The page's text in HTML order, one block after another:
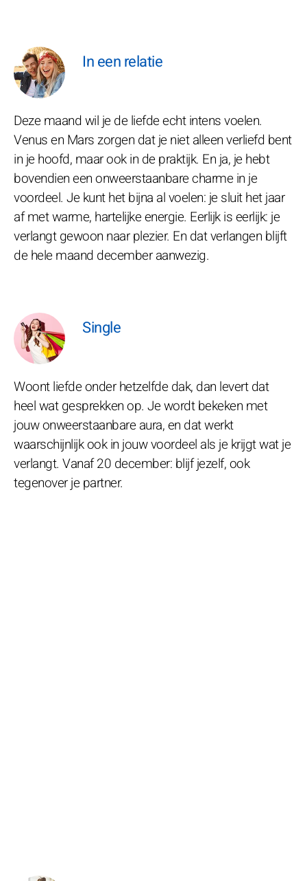
In een relatie
Deze maand wil je de liefde echt intens voelen.
Venus en Mars zorgen dat je niet alleen verliefd bent
in je hoofd, maar ook in de praktijk. En ja, je hebt
bovendien een onweerstaanbare charme in je
voordeel. Je kunt het bijna al voelen: je sluit het jaar
af met warme, hartelijke energie. Eerlijk is eerlijk: je
verlangt gewoon naar plezier. En dat verlangen blijft
de hele maand december aanwezig.
Single
Woont liefde onder hetzelfde dak, dan levert dat
heel wat gesprekken op. Je wordt bekeken met
jouw onweerstaanbare aura, en dat werkt
waarschijnlijk ook in jouw voordeel als je krijgt wat je
verlangt. Vanaf 20 december: blijf jezelf, ook
tegenover je partner.